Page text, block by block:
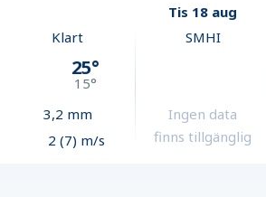
Tis 18 aug
Klart
25°
15°
3,2 mm
2 (7) m/s
SMHI
Ingen data
finns tillgänglig